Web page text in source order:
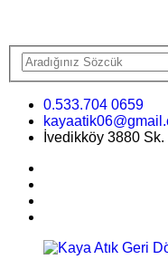
0.533.704 0659
İvedikköy 3880